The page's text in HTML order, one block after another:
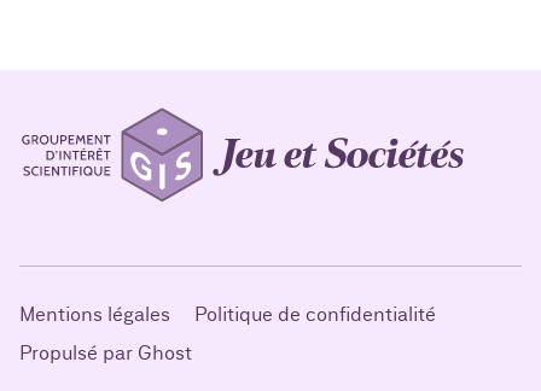
Mentions légales
Politique de confidentialité
Propulsé par Ghost